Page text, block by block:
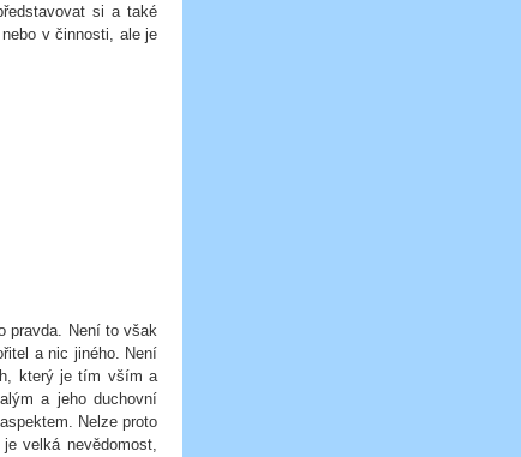
si a také
v činnosti, ale je
pravda. Není to však
a nic jiného. Není
který je tím vším a
a jeho duchovní
Nelze proto
velká nevědomost,